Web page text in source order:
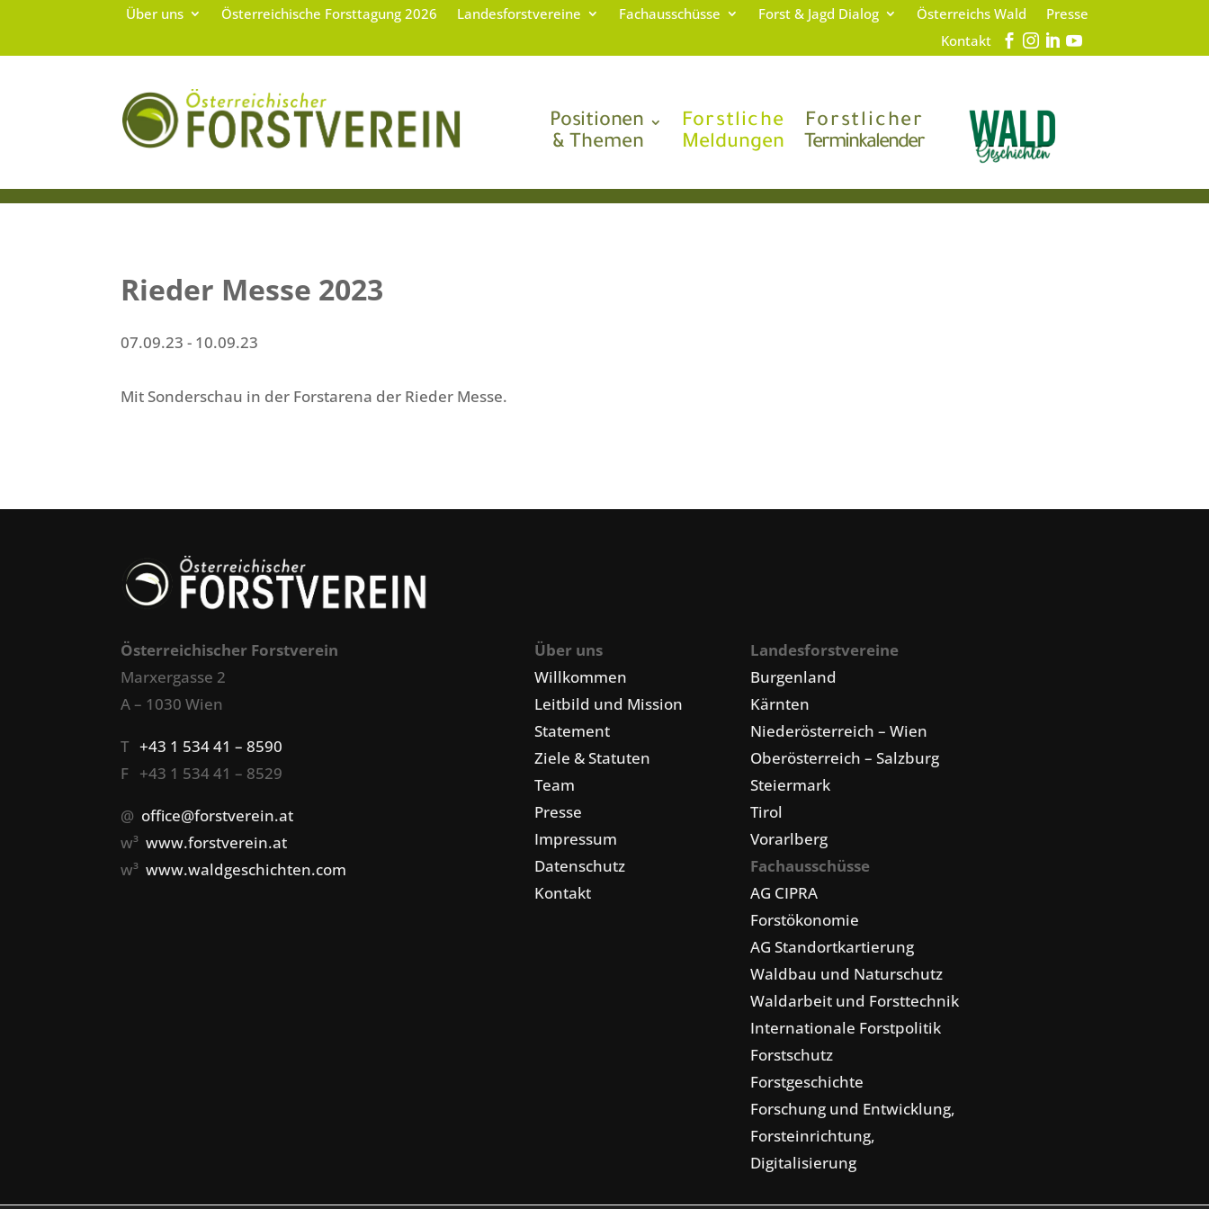
Über uns Österreichische Forsttagung 2026 Landesforstvereine Fachausschüsse Forst & Jagd Dialog Österreichs Wald
Presse
Kontakt
Positionen
& Themen
Forstliche
Meldungen
Forstlicher
Terminkalender
Rieder Messe 2023
07.09.23 - 10.09.23
Mit Sonderschau in der Forstarena der Rieder Messe.
Österreichischer Forstverein
Marxergasse 2
A – 1030 Wien
T+43 1 534 41 – 8590
F +43 1 534 41 – 8529
@ office@forstverein.at
w³www.forstverein.at
w³www.waldgeschichten.com
Über uns
Willkommen
Leitbild und Mission
Statement
Ziele & Statuten
Team
Presse
Impressum
Datenschutz
Kontakt
Landesforstvereine
Burgenland
Kärnten
Niederösterreich – Wien
Oberösterreich – Salzburg
Steiermark
Tirol
Vorarlberg
Fachausschüsse
AG CIPRA
Forstökonomie
AG Standortkartierung
Waldbau und Naturschutz
Waldarbeit und Forsttechnik
Internationale Forstpolitik
Forstschutz
Forstgeschichte
Forschung und Entwicklung,
Forsteinrichtung,
Digitalisierung